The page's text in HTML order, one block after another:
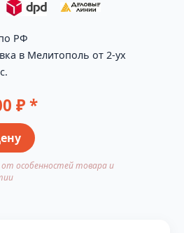
РФ
₽ *
от особенностей товара и